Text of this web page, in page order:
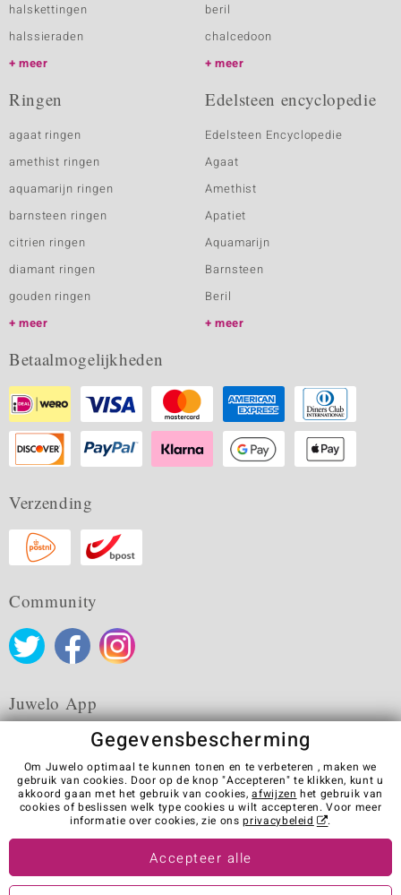
halskettingen
halssieraden
meer
beril
chalcedoon
meer
Ringen
agaat ringen
amethist ringen
aquamarijn ringen
barnsteen ringen
citrien ringen
diamant ringen
gouden ringen
meer
Edelsteen encyclopedie
Edelsteen Encyclopedie
Agaat
Amethist
Apatiet
Aquamarijn
Barnsteen
Beril
meer
Betaalmogelijkheden
Verzending
Community
Juwelo App
Algemene verkoopvoorwaarden Privacybeleid
Cookies
Colofon
Contact
Contract herroepen
Visit our stores in other countries:
Gegevensbescherming
Om Juwelo optimaal te kunnen tonen en te verbeteren , maken we
gebruik van cookies. Door op de knop "Accepteren" te klikken, kunt u
akkoord gaan met het gebruik van cookies,afwijzen het gebruik van
cookies of beslissen welk type cookies u wilt accepteren. Voor meer
informatie over cookies, zie onsprivacybeleid .
Accepteer alle